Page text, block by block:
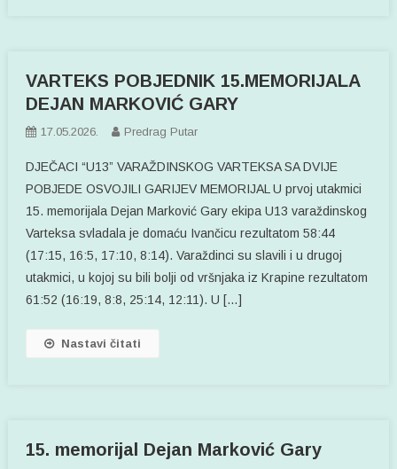
VARTEKS POBJEDNIK 15.MEMORIJALA
DEJAN MARKOVIĆ GARY
17.05.2026. Predrag Putar
DJEČACI “U13” VARAŽDINSKOG VARTEKSA SA DVIJE
POBJEDE OSVOJILI GARIJEV MEMORIJAL U prvoj utakmici
15. memorijala Dejan Marković Gary ekipa U13 varaždinskog
Varteksa svladala je domaću Ivančicu rezultatom 58:44
(17:15, 16:5, 17:10, 8:14). Varaždinci su slavili i u drugoj
utakmici, u kojoj su bili bolji od vršnjaka iz Krapine rezultatom
61:52 (16:19, 8:8, 25:14, 12:11). U […]
Nastavi čitati
15. memorijal Dejan Marković Gary